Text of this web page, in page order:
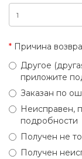
Причина
Другое
приложите
Заказан по
Неисправен,
подробности
Получен не
Получен